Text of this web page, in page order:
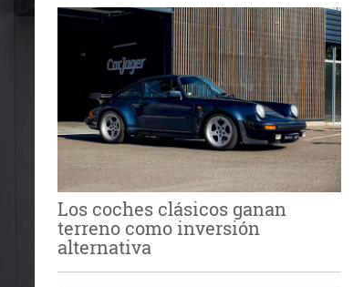
Los coches clásicos ganan
terreno como inversión
alternativa